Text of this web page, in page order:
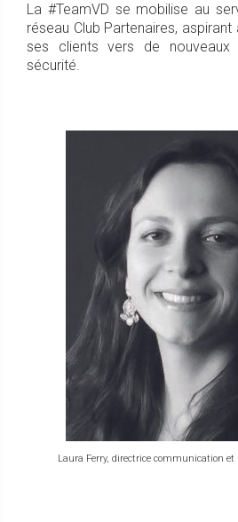
La #TeamVD se mobilise au
réseau Club Partenaires,
ses clients vers de nouveaux
sécurité.
Laura Ferry, directrice communication